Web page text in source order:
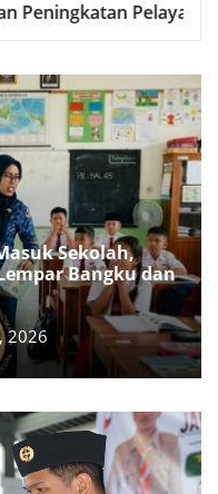
Digitalisasi
Sekolah,
Bangku dan
2026